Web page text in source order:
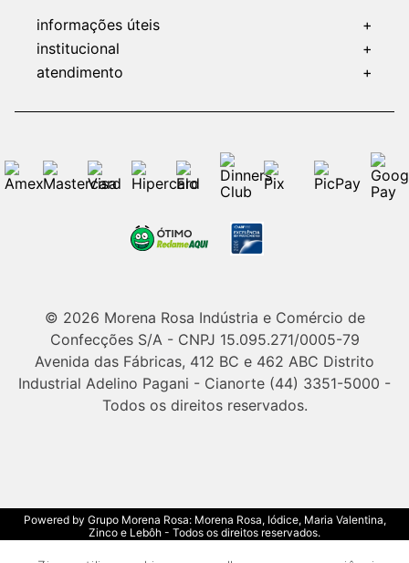
informações úteis
+
institucional
+
atendimento
+
© 2026 Morena Rosa Indústria e Comércio de
Confecções S/A - CNPJ 15.095.271/0005-79
Avenida das Fábricas, 412 BC e 462 ABC Distrito
Industrial Adelino Pagani - Cianorte (44) 3351-5000 -
Todos os direitos reservados.
Powered by Grupo Morena Rosa: Morena Rosa, Iódice, Maria Valentina,
Zinco e Lebôh - Todos os direitos reservados.